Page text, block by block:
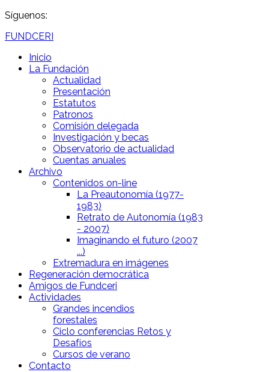
Síguenos:
FUNDCERI
Inicio
La Fundación
Actualidad
Presentación
Estatutos
Patronos
Comisión delegada
Investigación y becas
Observatorio de actualidad
Cuentas anuales
Archivo
Contenidos on-line
La Preautonomía (1977-
1983)
Retrato de Autonomía (1983
- 2007)
Imaginando el futuro (2007
...)
Extremadura en imágenes
Regeneración democrática
Amigos de Fundceri
Actividades
Grandes incendios
forestales
Ciclo conferencias Retos y
Desafíos
Cursos de verano
Contacto